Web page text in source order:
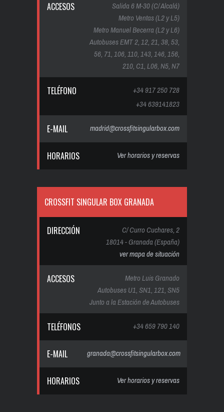
ACCESOS
Salida 6 M-30 (C/ Alcalá)
Metro Ventas (L2 y L5)
Metro Manuel Becerra (L2 y L6)
Autobuses EMT 2, 12, 21, 38, 53,
56, 71, 106, 110, 143, 146, 156,
210, C1, L06, N5, N7
TELÉFONO
+34 917 250 728
+34 639141823
E-MAIL madrid@crossfitsingularbox.com
HORARIOS Ver horarios y reservas
CROSSFIT SINGULAR BOX GRANADA
DIRECCIÓN
C/ Curro Cuchares, 2
18014 - Granada (España)
ver mapa de situación
ACCESOS
Metro Luis Granado
Autobuses U1, SN1, 121, SN5
Junto a la Estación de Autobuses
TELÉFONOS +34 659 790 140
E-MAIL granada@crossfitsingularbox.com
HORARIOS Ver horarios y reservas